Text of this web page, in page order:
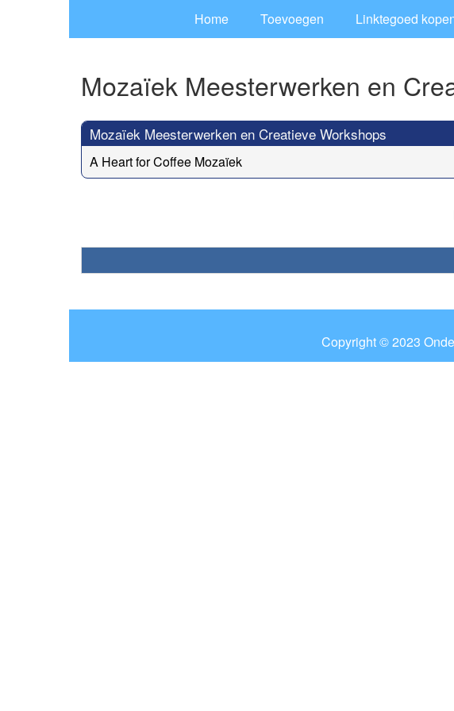
Home Toevoegen Linktegoed
Mozaïek Meesterwerken en
Mozaïek Meesterwerken en Creatieve Workshops
A Heart for Coffee Mozaïek
Copyright © 2023